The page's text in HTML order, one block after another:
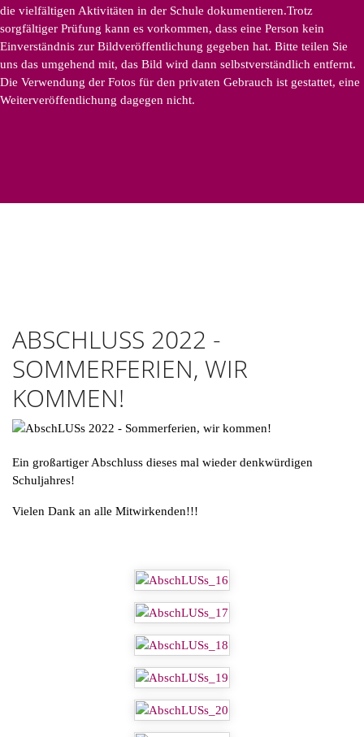
die vielfältigen Aktivitäten in der Schule dokumentieren.Trotz
sorgfältiger Prüfung kann es vorkommen, dass eine Person kein
Einverständnis zur Bildveröffentlichung gegeben hat. Bitte teilen Sie
uns das umgehend mit, das Bild wird dann selbstverständlich entfernt.
Die Verwendung der Fotos für den privaten Gebrauch ist gestattet, eine
Weiterveröffentlichung dagegen nicht.
ABSCHLUSS 2022 -
SOMMERFERIEN, WIR
KOMMEN!
Ein großartiger Abschluss dieses mal wieder denkwürdigen
Schuljahres!
Vielen Dank an alle Mitwirkenden!!!